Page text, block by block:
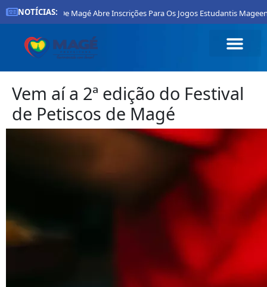
NOTÍCIAS:
Prefeitura De Magé Abre Inscrições Para Os Jogos Estudantis Mageenses
Vem aí a 2ª edição do Festival
de Petiscos de Magé